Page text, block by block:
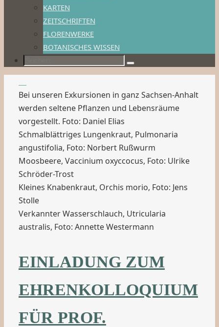
KARTEN
ZEITSCHRIFTEN
FLORENWERKE
BOTANISCHES WISSEN
nach:
Suchen
Bei unseren Exkursionen in ganz Sachsen-Anhalt
werden seltene Pflanzen und Lebensräume
vorgestellt. Foto: Daniel Elias
Schmalblättriges Lungenkraut, Pulmonaria
angustifolia, Foto: Norbert Rußwurm
Moosbeere, Vaccinium oxyccocus, Foto: Ulrike
Schröder-Trost
Kleines Knabenkraut, Orchis morio, Foto: Jens
Stolle
Verkannter Wasserschlauch, Utricularia
australis, Foto: Annette Westermann
EINLADUNG ZUM
EHRENKOLLOQUIUM
FÜR PROF.